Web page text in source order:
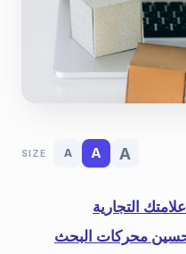
SIZE A A A
التجارية
محركات البحث